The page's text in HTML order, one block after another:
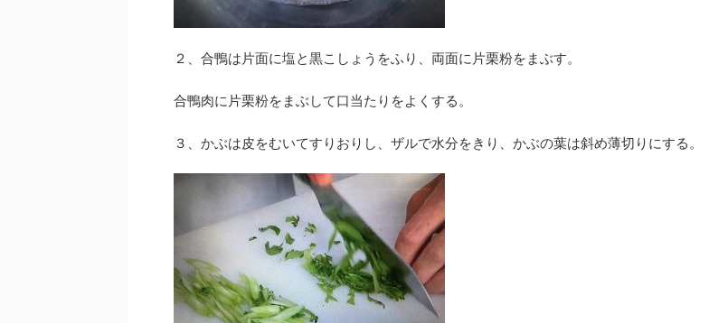
２、合鴨は片面に塩と黒こしょうをふり、両面に片栗粉をまぶす。
合鴨肉に片栗粉をまぶして口当たりをよくする。
３、かぶは皮をむいてすりおりし、ザルで水分をきり、かぶの葉は斜め薄切りにする。